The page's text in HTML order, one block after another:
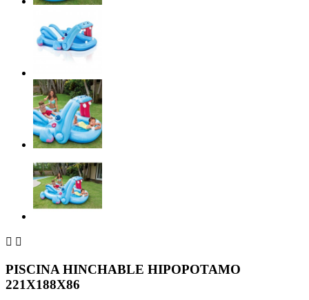
 
PISCINA HINCHABLE HIPOPOTAMO
221X188X86